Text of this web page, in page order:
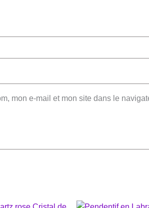
mon e-mail et mon site dans le